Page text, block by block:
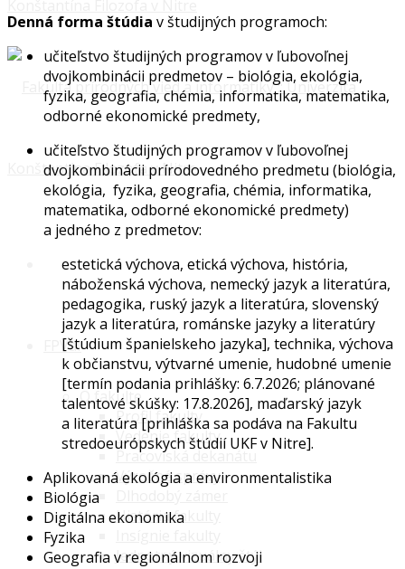
FPVaI
O fakulte
Profil fakulty
Vedenie fakulty
Pracoviská dekanátu
Výročné správy
História fakulty
Jednotný vizuálny štýl
Denná forma štúdia v študijných programoch:
učiteľstvo študijných programov v ľubovoľnej
dvojkombinácii predmetov – biológia, ekológia,
fyzika, geografia, chémia, informatika, matematika,
odborné ekonomické predmety,
učiteľstvo študijných programov v ľubovoľnej
dvojkombinácii prírodovedného predmetu (biológia,
ekológia, fyzika, geografia, chémia, informatika,
matematika, odborné ekonomické predmety)
a jedného z predmetov:
estetická výchova, etická výchova, história,
náboženská výchova, nemecký jazyk a literatúra,
pedagogika, ruský jazyk a literatúra, slovenský
jazyk a literatúra, románske jazyky a literatúry
[štúdium španielskeho jazyka], technika, výchova
k občianstvu, výtvarné umenie, hudobné umenie
[termín podania prihlášky: 6.7.2026; plánované
talentové skúšky: 17.8.2026], maďarský jazyk
a literatúra [prihláška sa podáva na Fakultu
stredoeurópskych štúdií UKF v Nitre].
Aplikovaná ekológia a environmentalistika
Biológia
Digitálna ekonomika
Fyzika
Geografia v regionálnom rozvoji